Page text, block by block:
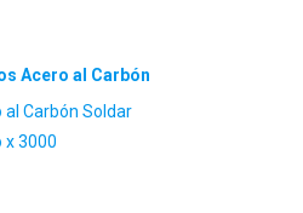
Acero al Carbón
Carbón Soldar
x 3000